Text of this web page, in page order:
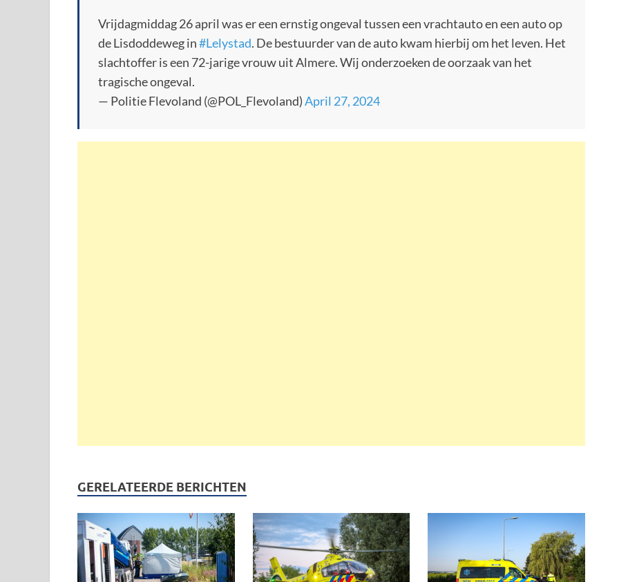
Vrijdagmiddag 26 april was er een ernstig ongeval tussen een vrachtauto en een auto op
de Lisdoddeweg in#Lelystad. De bestuurder van de auto kwam hierbij om het leven. Het
slachtoffer is een 72-jarige vrouw uit Almere. Wij onderzoeken de oorzaak van het
tragische ongeval.
— Politie Flevoland (@POL_Flevoland)April 27, 2024
GERELATEERDE BERICHTEN